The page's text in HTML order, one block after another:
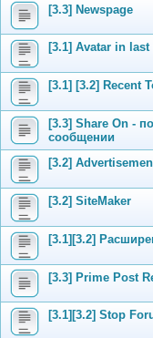
[3.3] Newspage
[3.1] Avatar in
[3.1] [3.2] Recent
[3.3] Share On -
сообщении
[3.2]
[3.2] SiteMaker
[3.1][3.2]
[3.3] Prime Post
[3.1][3.2] Stop